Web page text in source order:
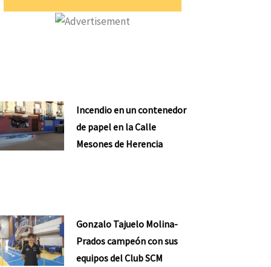
Incendio en un contenedor
de papel en la Calle
Mesones de Herencia
Gonzalo Tajuelo Molina-
Prados campeón con sus
equipos del Club SCM